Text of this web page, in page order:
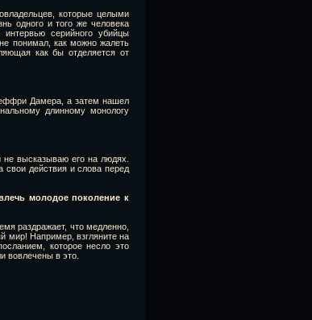
которые целыми
одного и того же человека
серийного убийцы
понимал, как можно жалеть
как бы отделяется от
Дамера, а затем нашел
длинному монологу
высказываю его на людях.
свои действия и слова перед
молодое поколение к
раздражает, что медленно,
мир! Например, взгляните на
которое несло это
вовлечены в это.